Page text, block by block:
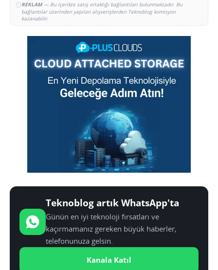
REKLAM— Bu içerikte satış ortaklığı bağlantıları bulunmaktadır. Bu
bağlantılar üzerinden yapılan alışverişlerden Teknoblog komisyon
kazanabilir.
Teknoblog artık WhatsApp'ta
Günün en iyi teknoloji fırsatları ve
kaçırmamanız gereken büyük haberler,
telefonunuza gelsin.
Kanala Katıl